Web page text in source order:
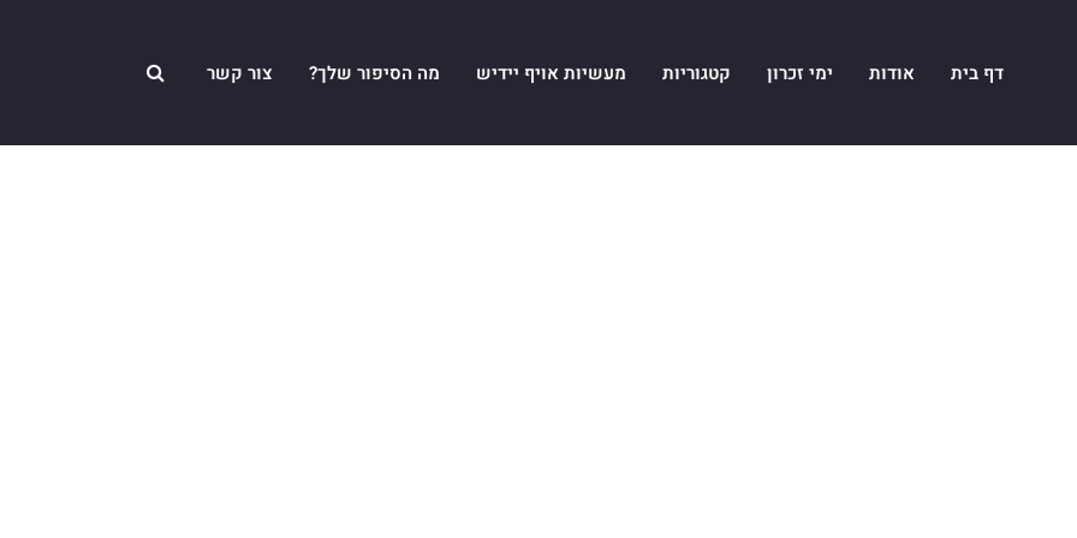
דף בית אודות ימי זכרון קטגוריות מעשיות אויף יידיש מה הסיפור שלך? צור קשר